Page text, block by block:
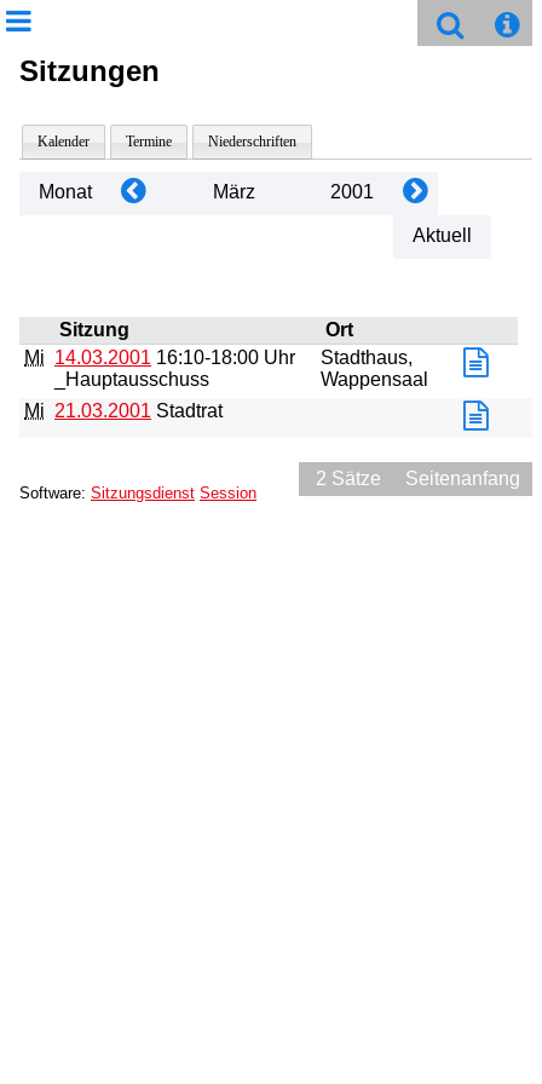
Sitzungen
Kalender Termine Niederschriften
Monat März 2001
Aktuell
Sitzung
Ort
Mi 14.03.2001 16:10-18:00 Uhr
_Hauptausschuss
Stadthaus,
Wappensaal
Mi 21.03.2001 Stadtrat
2 Sätze Seitenanfang
Software: Sitzungsdienst Session